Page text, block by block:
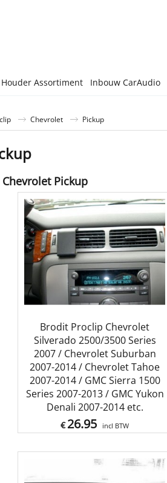
Assortiment Inbouw CarAudio
Chevrolet Pickup
Pickup
Brodit Proclip Chevrolet
Silverado 2500/3500 Series
2007 / Chevrolet Suburban
2007-2014 / Chevrolet Tahoe
2007-2014 / GMC Sierra 1500
Series 2007-2013 / GMC Yukon
Denali 2007-2014 etc.
€ 26.95 incl BTW